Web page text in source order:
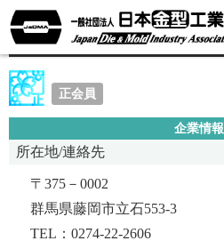
増田製作所
正会員
企業情報
所在地/連絡先
〒375－0002
群馬県藤岡市立石553-3
TEL：0274-22-2606